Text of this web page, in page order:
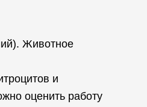
Животное
и
оценить работу